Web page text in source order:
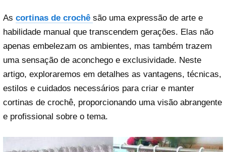
As cortinas de crochê são uma expressão de arte e
habilidade manual que transcendem gerações. Elas não
apenas embelezam os ambientes, mas também trazem
uma sensação de aconchego e exclusividade. Neste
artigo, exploraremos em detalhes as vantagens, técnicas,
estilos e cuidados necessários para criar e manter
cortinas de crochê, proporcionando uma visão abrangente
e profissional sobre o tema.